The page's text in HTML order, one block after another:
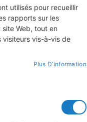
gallery
utilisés pour recueillir
rapports sur les
Web, tout en
visiteurs vis-à-vis de
Plus D’information